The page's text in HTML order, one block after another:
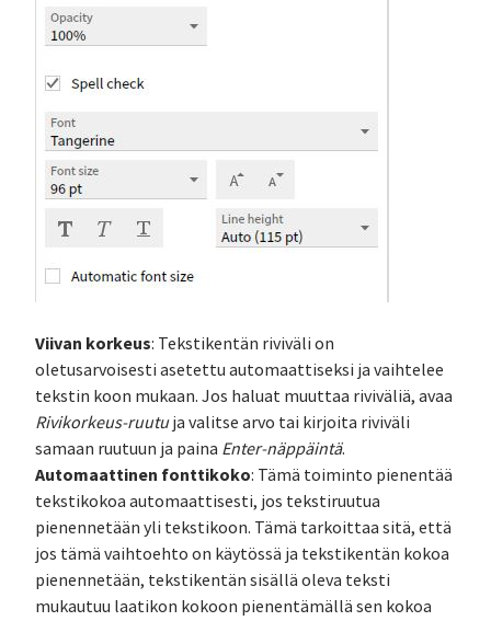
Viivan korkeus: Tekstikentän riviväli on
oletusarvoisesti asetettu automaattiseksi ja vaihtelee
tekstin koon mukaan. Jos haluat muuttaa riviväliä, avaa
Rivikorkeus-ruutuja valitse arvo tai kirjoita riviväli
samaan ruutuun ja paina Enter-näppäintä.
Automaattinen fonttikoko: Tämä toiminto pienentää
tekstikokoa automaattisesti, jos tekstiruutua
pienennetään yli tekstikoon. Tämä tarkoittaa sitä, että
jos tämä vaihtoehto on käytössä ja tekstikentän kokoa
pienennetään, tekstikentän sisällä oleva teksti
mukautuu laatikon kokoon pienentämällä sen kokoa